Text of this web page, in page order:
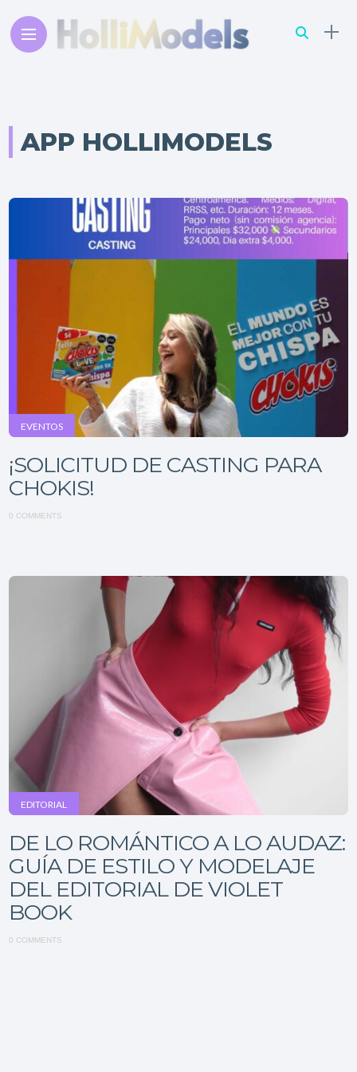
APP HOLLIMODELS
EVENTOS
¡SOLICITUD DE CASTING PARA
CHOKIS!
0 COMMENTS
EDITORIAL
DE LO ROMÁNTICO A LO AUDAZ:
GUÍA DE ESTILO Y MODELAJE
DEL EDITORIAL DE VIOLET
BOOK
0 COMMENTS